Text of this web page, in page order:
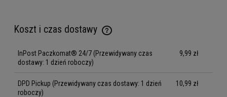
Koszt i czas dostawy
Cena nie zawiera ewentualnych kosztów płatności
InPost Paczkomat® 24/7 (Przewidywany czas
dostawy: 1 dzień roboczy)
9,99 zł
DPD Pickup (Przewidywany czas dostawy: 1 dzień
roboczy)
10,99 zł